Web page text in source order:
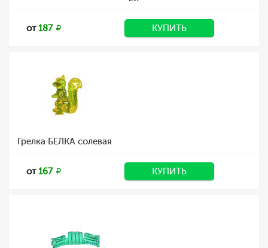
от187 КУПИТЬ
Грелка БЕЛКА солевая
от167 КУПИТЬ